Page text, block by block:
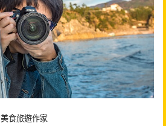
食旅遊作家